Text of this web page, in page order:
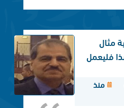
مثال
هذا فليعمل
منذ